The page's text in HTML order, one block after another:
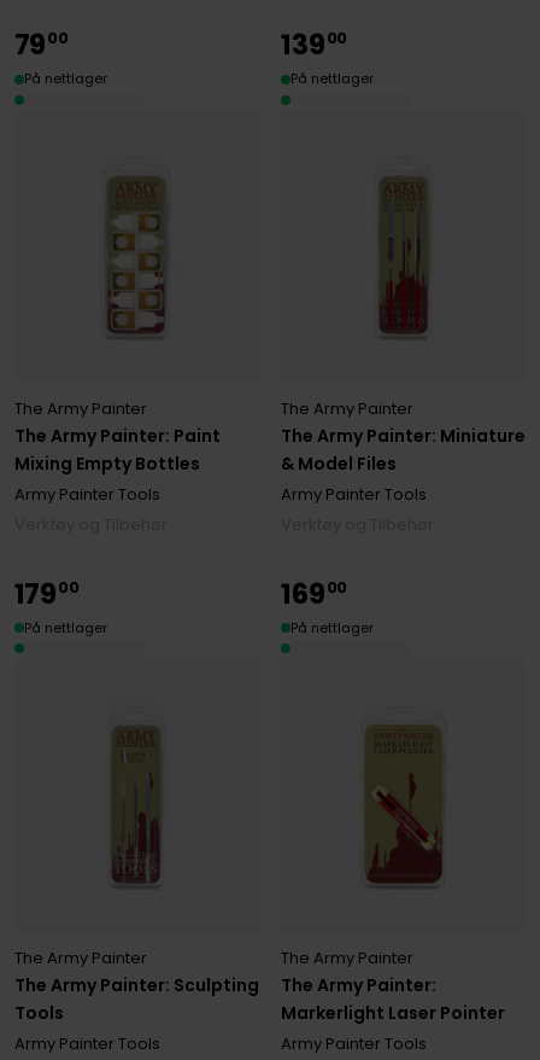
The Army Painter: Paint
Mixing Empty Bottles
The Army Painter
Army Painter Tools
7900
På nettlager
The Army Painter: Miniature
& Model Files
The Army Painter
Army Painter Tools
13900
På nettlager
The Army Painter: Sculpting
Tools
The Army Painter
Army Painter Tools
17900
På nettlager
The Army Painter:
Markerlight Laser Pointer
The Army Painter
Army Painter Tools
16900
På nettlager